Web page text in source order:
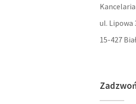
ul. Lipowa
15-427